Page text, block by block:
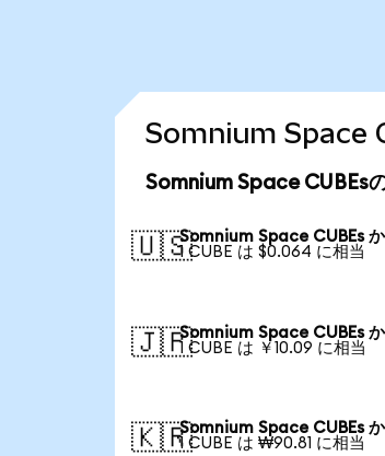
Somnium Space
Somnium Space CUBEs
🇺🇸Somnium Space CUBEs
1 CUBE は $0.064 に相当
🇯🇵Somnium Space CUBEs
1 CUBE は ￥10.09 に相当
🇰🇷Somnium Space CUBEs
1 CUBE は ₩90.81 に相当